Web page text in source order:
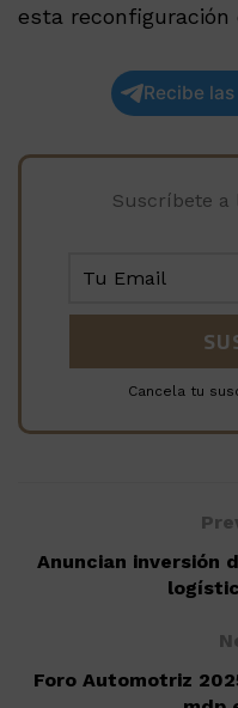
esta reconfiguración
Recibe
Suscríbete a
Cancela tu
Anuncian inversión
Foro Automotriz